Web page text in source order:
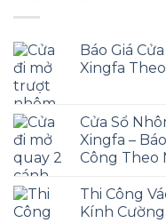
Báo Giá
Xingfa
Cửa Sổ
Xingfa –
Công Theo
Thi Công
Kính